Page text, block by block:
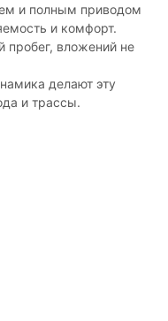
и полным приводом
и комфорт.
пробег, вложений не
делают эту
и трассы.